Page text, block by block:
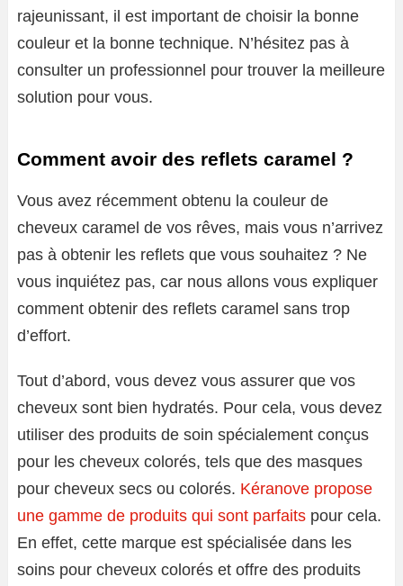
rajeunissant, il est important de choisir la bonne
couleur et la bonne technique. N’hésitez pas à
consulter un professionnel pour trouver la meilleure
solution pour vous.
Comment avoir des reflets caramel ?
Vous avez récemment obtenu la couleur de
cheveux caramel de vos rêves, mais vous n’arrivez
pas à obtenir les reflets que vous souhaitez ? Ne
vous inquiétez pas, car nous allons vous expliquer
comment obtenir des reflets caramel sans trop
d’effort.
Tout d’abord, vous devez vous assurer que vos
cheveux sont bien hydratés. Pour cela, vous devez
utiliser des produits de soin spécialement conçus
pour les cheveux colorés, tels que des masques
pour cheveux secs ou colorés. Kéranove propose
une gamme de produits qui sont parfaits pour cela.
En effet, cette marque est spécialisée dans les
soins pour cheveux colorés et offre des produits